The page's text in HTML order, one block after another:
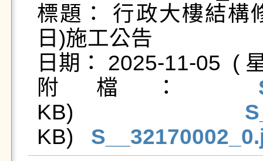
標題： 行政大樓結構
日)施工公告
日期： 2025-11-05  (
附檔：
KB)
KB)